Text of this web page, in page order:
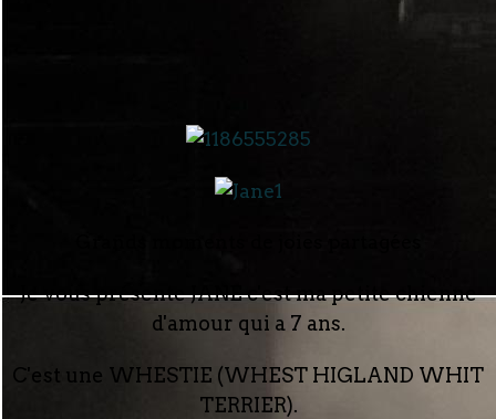
Je vous présente JANE c'est ma petite chienne
d'amour qui a 7 ans.
C'est une WHESTIE (WHEST HIGLAND WHIT
TERRIER).